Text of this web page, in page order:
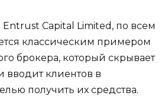
Capital Limited, по всем
классическим примером
брокера, который скрывает
клиентов в
получить их средства.